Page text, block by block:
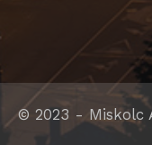
© 2023 - Miskolc